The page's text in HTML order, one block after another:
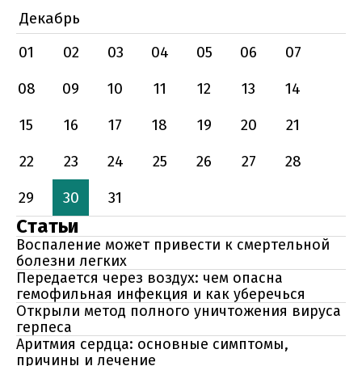
Декабрь
01
02 03 04 05 06
07
08
09 10 11 12 13
14
15
16 17 18 19 20
21
22
23 24 25 26 27
28
29
30 31
Статьи
Воспаление может привести к смертельной
болезни легких
Передается через воздух: чем опасна
гемофильная инфекция и как уберечься
Открыли метод полного уничтожения вируса
герпеса
Аритмия сердца: основные симптомы,
причины и лечение